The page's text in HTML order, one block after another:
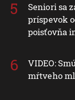
Seniori sa
príspevok
poisťovňa
VIDEO:
mŕtveho